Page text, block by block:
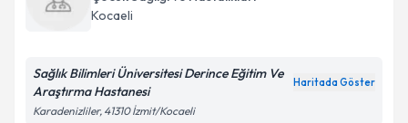
takvim hazırlandığında e-posta ile bilgilendireceğiz.
Kocaeli
Sağlık Bilimleri Üniversitesi Derince Eğitim Ve
Araştırma Hastanesi
Haritada Göster
Karadenizliler, 41310 İzmit/Kocaeli